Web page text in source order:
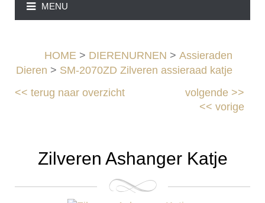
MENU
HOME > DIERENURNEN > Assieraden
Dieren > SM-2070ZD Zilveren assieraad katje
<<terug naar overzicht volgende>>
<< vorige
Zilveren Ashanger Katje